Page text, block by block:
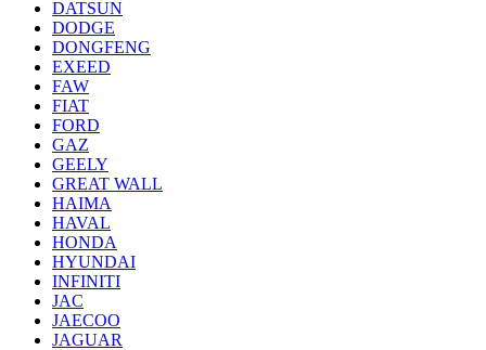
DATSUN
DODGE
DONGFENG
EXEED
FAW
FIAT
FORD
GAZ
GEELY
GREAT WALL
HAIMA
HAVAL
HONDA
HYUNDAI
INFINITI
JAC
JAECOO
JAGUAR